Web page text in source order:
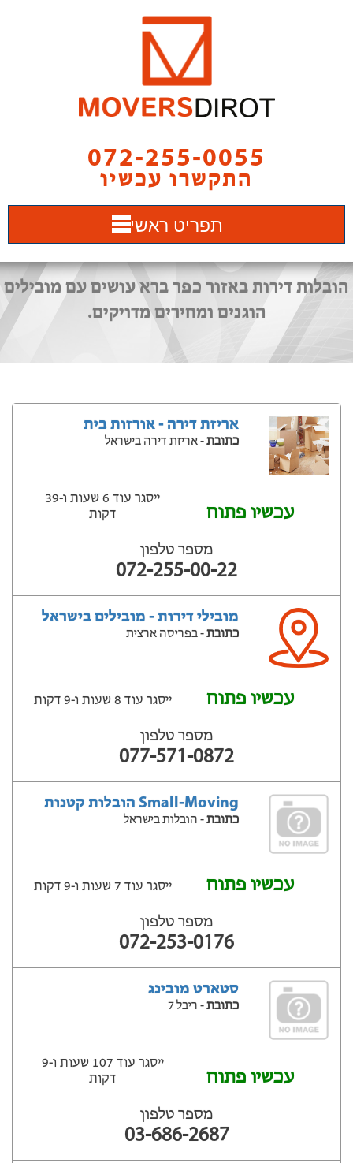
072-255-0055
התקשרו עכשיו
תפריט ראשי
הובלות דירות באזור כפר ברא עושים עם מובילים
הוגנים ומחירים מדויקים.
אריזת דירה - אורזות בית
כתובת- אריזת דירה בישראל
עכשיו פתוח
ייסגר עוד 6 שעות ‫ו-39
דקות
מספר טלפון
072-255-00-22
מובילי דירות - מובילים בישראל
כתובת- בפריסה ארצית
עכשיו פתוח ייסגר עוד 8 שעות ‫ו-9 דקות
מספר טלפון
077-571-0872
Small-Moving הובלות קטנות
כתובת- הובלות בישראל
עכשיו פתוח ייסגר עוד 7 שעות ‫ו-9 דקות
מספר טלפון
072-253-0176
סטארט מובינג
כתובת- ריבל 7
עכשיו פתוח
ייסגר עוד 107 שעות ‫ו-9
דקות
מספר טלפון
03-686-2687